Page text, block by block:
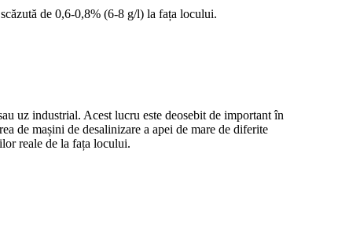
de 0,6-0,8% (6-8 g/l) la fața locului.
uz industrial. Acest lucru este deosebit de important în
de mașini de desalinizare a apei de mare de diferite
reale de la fața locului.